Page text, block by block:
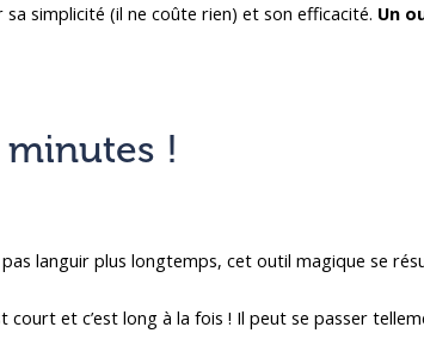
simplicité (il ne coûte rien) et son efficacité. Un
minutes !
pas languir plus longtemps, cet outil magique se
court et c’est long à la fois ! Il peut se passer